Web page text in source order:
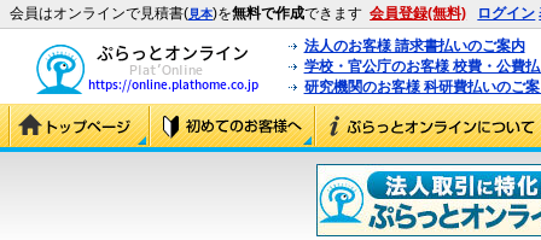
会員はオンラインで見積書(見本)を無料で作成できます 会員登録(無料) ログイン
法人のお客様 請求書払いのご案内
学校・官公庁のお客様 校費・公費
研究機関のお客様 科研費払いのご